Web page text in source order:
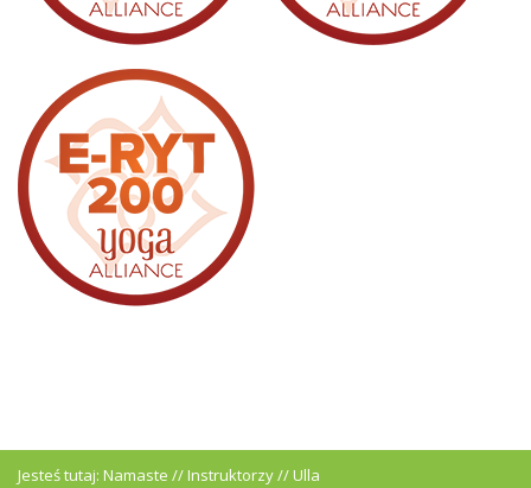
Jesteś tutaj: Namaste //Instruktorzy//Ulla